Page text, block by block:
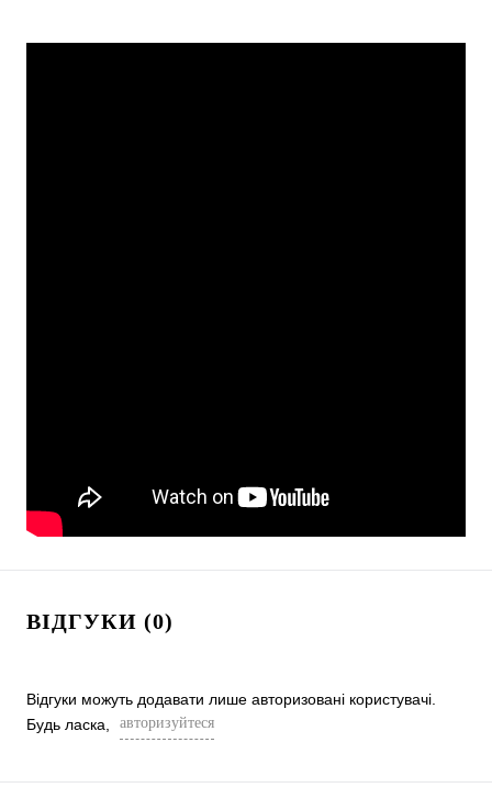
ВІДГУКИ (0)
Відгуки можуть додавати лише авторизовані користувачі.
Будь ласка,
авторизуйтеся